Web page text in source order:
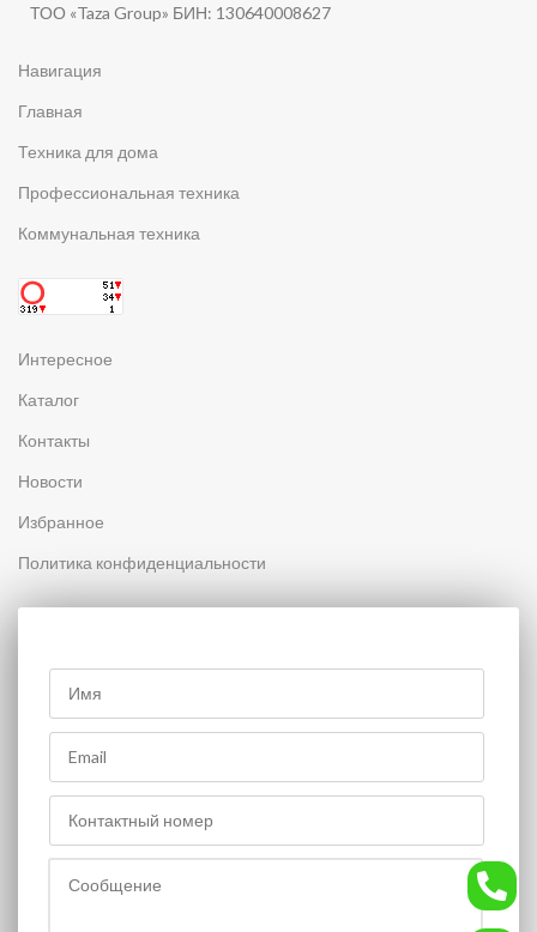
ТОО «Taza Group» БИН: 130640008627
Навигация
Главная
Техника для дома
Профессиональная техника
Коммунальная техника
Интересное
Каталог
Контакты
Новости
Избранное
Политика конфиденциальности